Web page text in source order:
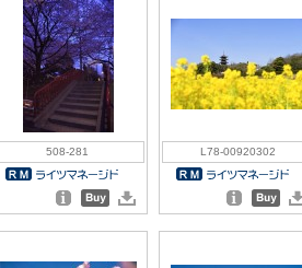
508-281 L78-00920302